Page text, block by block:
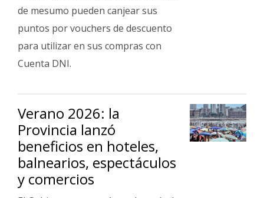
de mesumo pueden canjear sus
puntos por vouchers de descuento
para utilizar en sus compras con
Cuenta DNI.
Verano 2026: la
Provincia lanzó
beneficios en hoteles,
balnearios, espectáculos
y comercios